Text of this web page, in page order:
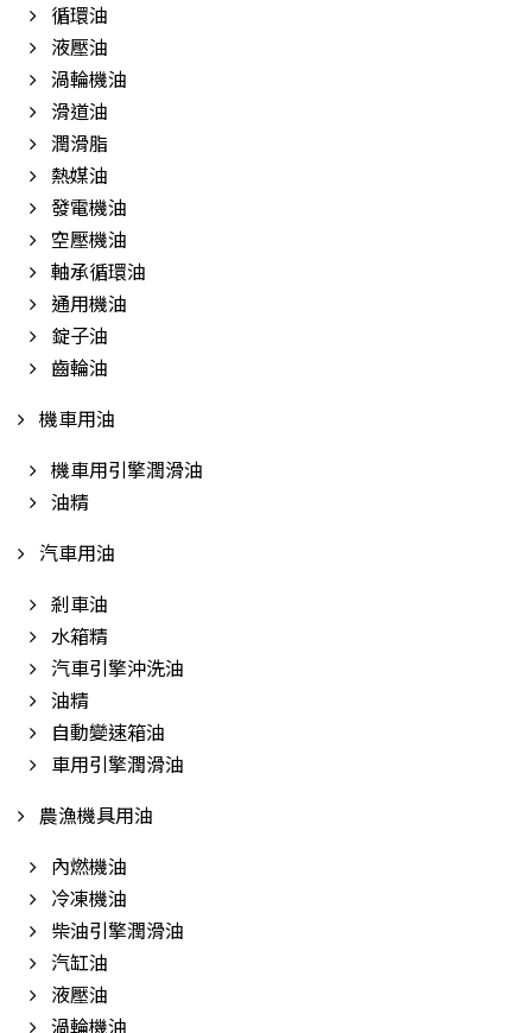
循環油
液壓油
渦輪機油
滑道油
潤滑脂
熱媒油
發電機油
空壓機油
軸承循環油
通用機油
錠子油
齒輪油
機車用油
機車用引擎潤滑油
油精
汽車用油
剎車油
水箱精
汽車引擎沖洗油
油精
自動變速箱油
車用引擎潤滑油
農漁機具用油
內燃機油
冷凍機油
柴油引擎潤滑油
汽缸油
液壓油
渦輪機油